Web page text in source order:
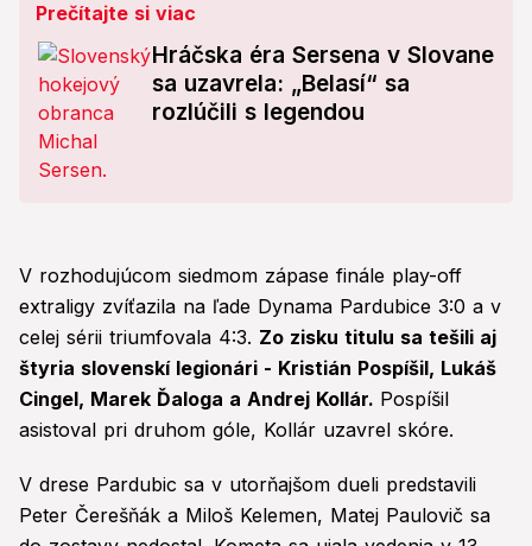
Prečítajte si viac
Hráčska éra Sersena v Slovane
sa uzavrela: „Belasí“ sa
rozlúčili s legendou
V rozhodujúcom siedmom zápase finále play-off
extraligy zvíťazila na ľade Dynama Pardubice 3:0 a v
celej sérii triumfovala 4:3. Zo zisku titulu sa tešili aj
štyria slovenskí legionári - Kristián Pospíšil, Lukáš
Cingel, Marek Ďaloga a Andrej Kollár. Pospíšil
asistoval pri druhom góle, Kollár uzavrel skóre.
V drese Pardubic sa v utorňajšom dueli predstavili
Peter Čerešňák a Miloš Kelemen, Matej Paulovič sa